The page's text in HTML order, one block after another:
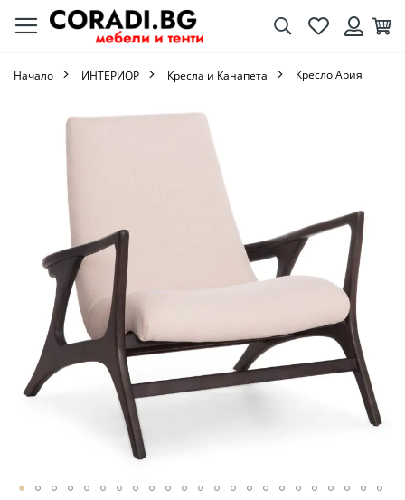
ТърсенеЛюбими
Начало ИНТЕРИОР Кресла и Канапета Кресло Ария
изображенията